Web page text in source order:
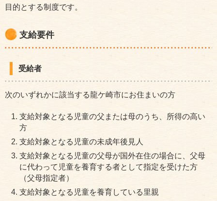
目的とする制度です。
支給要件
受給者
次のいずれかに該当する龍ケ崎市にお住まいの方
支給対象となる児童の父または母のうち、所得の高い
方
支給対象となる児童の未成年後見人
支給対象となる児童の父母が国外在住の場合に、父母
に代わって児童を養育する者として指定を受けた方
（父母指定者）
支給対象となる児童を養育している里親